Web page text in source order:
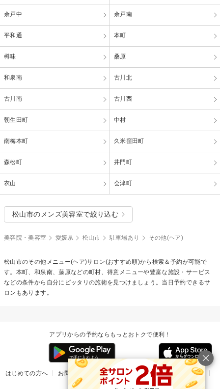
余戸中 余戸南
平和通 本町
樽味 桑原
和泉南 古川北
古川南 古川西
朝生田町 中村
南梅本町 久米窪田町
森松町 井門町
衣山 会津町
松山市のメンズ美容室で絞り込む
美容院・美容室 愛媛県 松山市 駐車場あり その他(ヘア)
松山市のその他メニュー(ヘア)サロン(おすすめ順)から検索＆予約が可能で
す。本町、和泉南、藤原などの町村、得意メニューや豊富な施設・サービス
などの条件から自分にピッタリの施術を見つけましょう。当日予約できるサ
ロンもあります。
アプリからの予約ならもっとおトクで便利！
はじめての方へ お問い合わせ ヘルプ リリース情報
利用規約
掲載ご希望のサロン様